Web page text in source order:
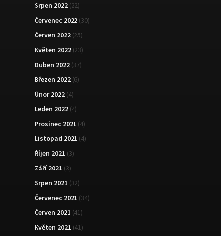
Srpen 2022 (22)
Červenec 2022 (30)
Červen 2022 (25)
Květen 2022 (23)
Duben 2022 (37)
Březen 2022 (6)
Únor 2022 (4)
Leden 2022 (4)
Prosinec 2021 (4)
Listopad 2021 (4)
Říjen 2021 (3)
Září 2021 (3)
Srpen 2021 (32)
Červenec 2021 (34)
Červen 2021 (41)
Květen 2021 (41)